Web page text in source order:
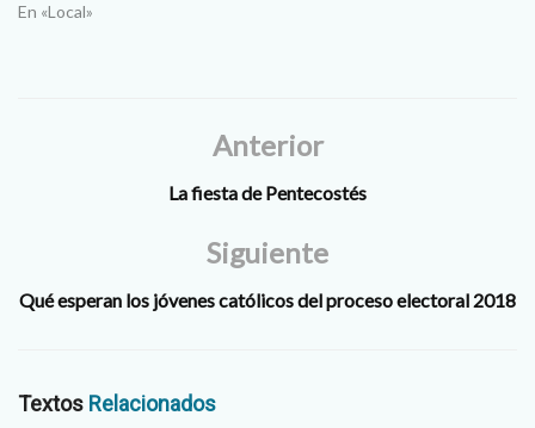
En «Local»
Anterior
La fiesta de Pentecostés
Siguiente
Qué esperan los jóvenes católicos del proceso electoral 2018
Textos Relacionados